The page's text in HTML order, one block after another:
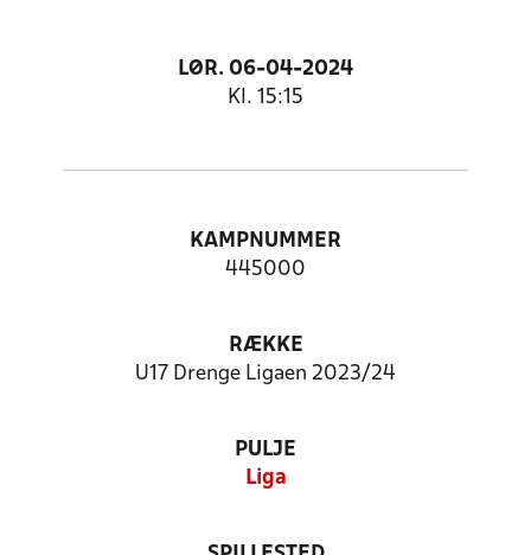
LØR. 06-04-2024
Kl. 15:15
KAMPNUMMER
445000
RÆKKE
U17 Drenge Ligaen 2023/24
PULJE
Liga